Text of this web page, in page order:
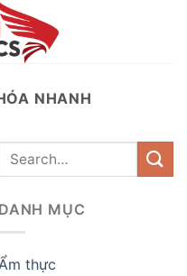
NHANH
DANH MỤC
Ẩm thực